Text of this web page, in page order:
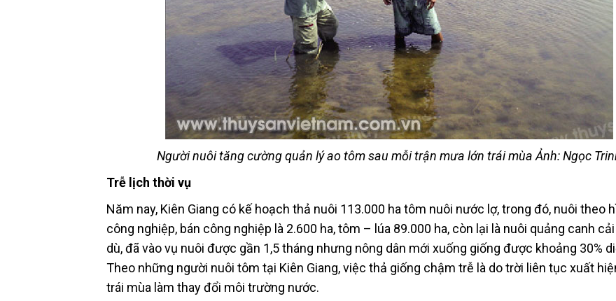
Người nuôi tăng cường quản lý ao tôm sau mỗi trận mưa lớn trái mùa Ảnh: Ngọc
Trễ lịch thời vụ
Năm nay, Kiên Giang có kế hoạch thả nuôi 113.000 ha tôm nuôi nước lợ, trong đó, nuôi theo
công nghiệp, bán công nghiệp là 2.600 ha, tôm – lúa 89.000 ha, còn lại là nuôi quảng canh
dù, đã vào vụ nuôi được gần 1,5 tháng nhưng nông dân mới xuống giống được khoảng 30%
Theo những người nuôi tôm tại Kiên Giang, việc thả giống chậm trễ là do trời liên tục xuất
trái mùa làm thay đổi môi trường nước.